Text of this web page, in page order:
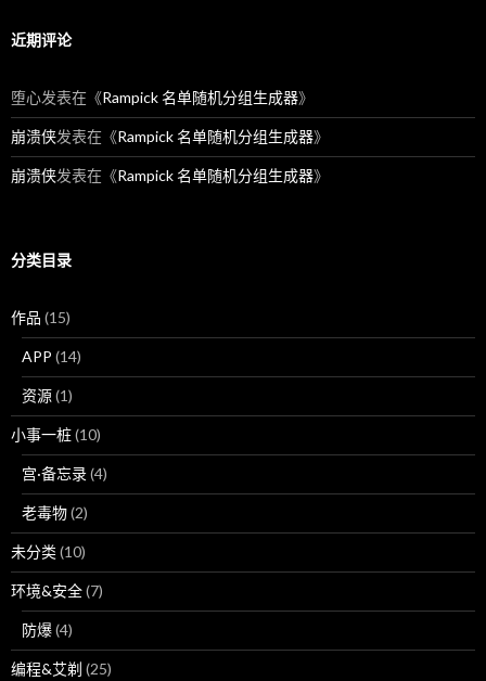
近期评论
堕心发表在《Rampick 名单随机分组生成器》
崩溃侠发表在《Rampick 名单随机分组生成器》
崩溃侠发表在《Rampick 名单随机分组生成器》
分类目录
作品 (15)
APP (14)
资源(1)
小事一桩(10)
宫·备忘录(4)
老毒物(2)
未分类(10)
环境&安全(7)
防爆(4)
编程&艾剃 (25)